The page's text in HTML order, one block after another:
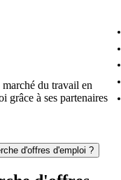
du travail en
grâce à ses partenaires
d'offres d'emploi ?